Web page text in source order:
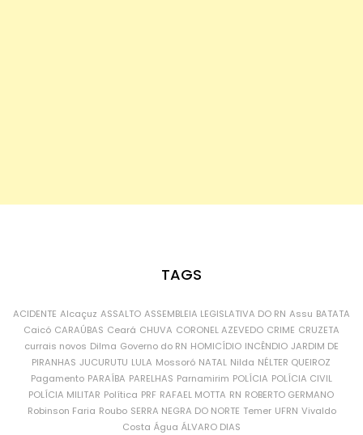
TAGS
ACIDENTE Alcaçuz ASSALTO ASSEMBLEIA LEGISLATIVA DO RN Assu BATATA
Caicó CARAÚBAS Ceará CHUVA CORONEL AZEVEDO CRIME CRUZETA
currais novos Dilma Governo do RN HOMICÍDIO INCÊNDIO JARDIM DE
PIRANHAS JUCURUTU LULA Mossoró NATAL Nilda NÉLTER QUEIROZ
Pagamento PARAÍBA PARELHAS Parnamirim POLÍCIA POLÍCIA CIVIL
POLÍCIA MILITAR Política PRF RAFAEL MOTTA RN ROBERTO GERMANO
Robinson Faria Roubo SERRA NEGRA DO NORTE Temer UFRN Vivaldo
Costa Água ÁLVARO DIAS